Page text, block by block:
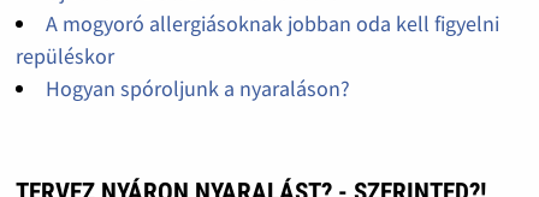
A mogyoró allergiásoknak jobban oda kell figyelni
repüléskor
Hogyan spóroljunk a nyaraláson?